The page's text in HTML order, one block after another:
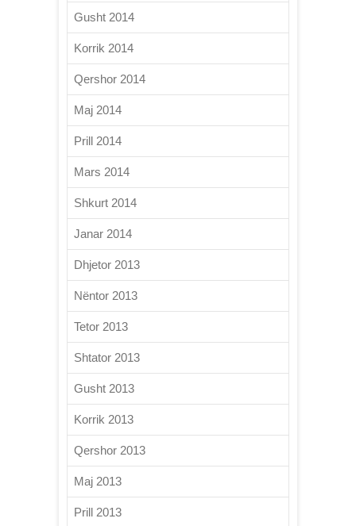
Gusht 2014
Korrik 2014
Qershor 2014
Maj 2014
Prill 2014
Mars 2014
Shkurt 2014
Janar 2014
Dhjetor 2013
Nëntor 2013
Tetor 2013
Shtator 2013
Gusht 2013
Korrik 2013
Qershor 2013
Maj 2013
Prill 2013